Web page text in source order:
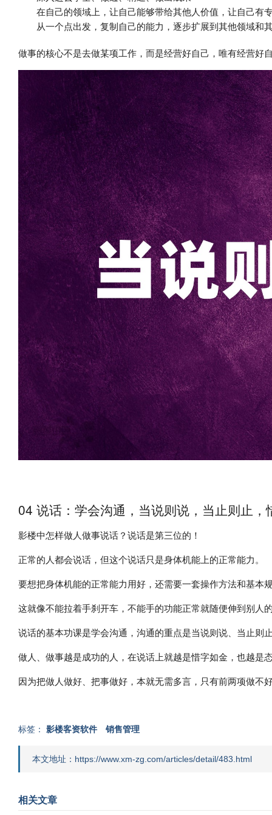
在自己的领域上，让自己能够带给其他人价值，让自己有
从一个点出发，复制自己的能力，逐步扩展到其他领域和
做事的核心不是去做某项工作，而是经营好自己，唯有经营
04 说话：学会沟通，当说则说，当止则止
影楼中怎样做人做事说话？说话是第三位的！
正常的人都会说话，但这个说话只是身体机能上的正常能力。
要想把身体机能的正常能力用好，还需要一套操作方法和基本
这就像不能拉着手刹开车，不能手的功能正常就随便伸到别人
说话的基本功课是学会沟通，沟通的重点是当说则说、当止则
做人、做事越是成功的人，在说话上就越是惜字如金，也越是
因为把做人做好、把事做好，本就无需多言，只有前两项做不
标签： 影楼客资软件 销售管理
本文地址：https://www.xm-zg.com/articles/detail/483.html
相关文章